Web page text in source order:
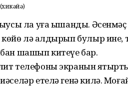
ла уға ышанды. Әсенмәҫ
лә ҡалдырып булыр ине,
шашып китеүе бар.
телефоны экранын
етелә генә килә.